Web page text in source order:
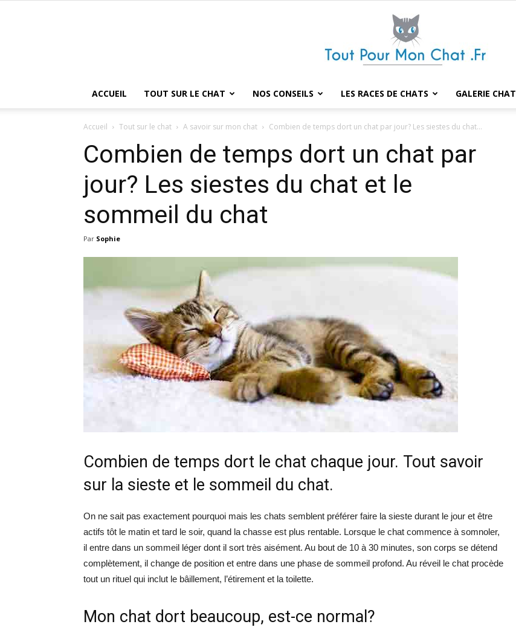
pour
ACCUEIL TOUT SUR LE CHAT NOS CONSEILS LES RACES DE CHATS GALERIE CHAT
Accueil Tout sur le chat A savoir sur mon chat Combien de temps dort un chat par jour? Les siestes du chat...
Combien de temps dort un chat par
jour? Les siestes du chat et le
sommeil du chat
Par Sophie
Combien de temps dort le chat chaque jour. Tout savoir
sur la sieste et le sommeil du chat.
On ne sait pas exactement pourquoi mais les chats semblent préférer faire la sieste durant le jour et être
actifs tôt le matin et tard le soir, quand la chasse est plus rentable. Lorsque le chat commence à somnoler,
il entre dans un sommeil léger dont il sort très aisément. Au bout de 10 à 30 minutes, son corps se détend
complètement, il change de position et entre dans une phase de sommeil profond. Au réveil le chat procède
tout un rituel qui inclut le bâillement, l’étirement et la toilette.
Mon chat dort beaucoup, est-ce normal?